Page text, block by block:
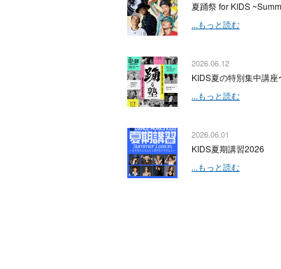
夏踊祭 for KIDS
...もっと読む
2026.06.12
KIDS夏の特別集中講
...もっと読む
2026.06.01
KIDS夏期講習2026
...もっと読む